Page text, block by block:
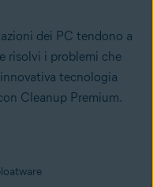
dei PC tendono a
risolvi i problemi che
tecnologia
Cleanup Premium.